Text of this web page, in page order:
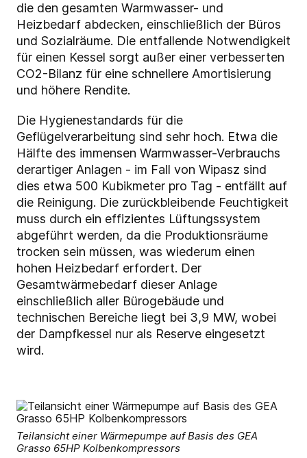
die den gesamten Warmwasser- und
Heizbedarf abdecken, einschließlich der Büros
und Sozialräume. Die entfallende Notwendigkeit
für einen Kessel sorgt außer einer verbesserten
CO2-Bilanz für eine schnellere Amortisierung
und höhere Rendite.
Die Hygienestandards für die
Geflügelverarbeitung sind sehr hoch. Etwa die
Hälfte des immensen Warmwasser-Verbrauchs
derartiger Anlagen - im Fall von Wipasz sind
dies etwa 500 Kubikmeter pro Tag - entfällt auf
die Reinigung. Die zurückbleibende Feuchtigkeit
muss durch ein effizientes Lüftungssystem
abgeführt werden, da die Produktionsräume
trocken sein müssen, was wiederum einen
hohen Heizbedarf erfordert. Der
Gesamtwärmebedarf dieser Anlage
einschließlich aller Bürogebäude und
technischen Bereiche liegt bei 3,9 MW, wobei
der Dampfkessel nur als Reserve eingesetzt
wird.
Teilansicht einer Wärmepumpe auf Basis des GEA
Grasso 65HP Kolbenkompressors